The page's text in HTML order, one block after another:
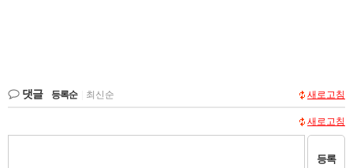
댓글 등록순 최신순 새로고침
새로고침
등록